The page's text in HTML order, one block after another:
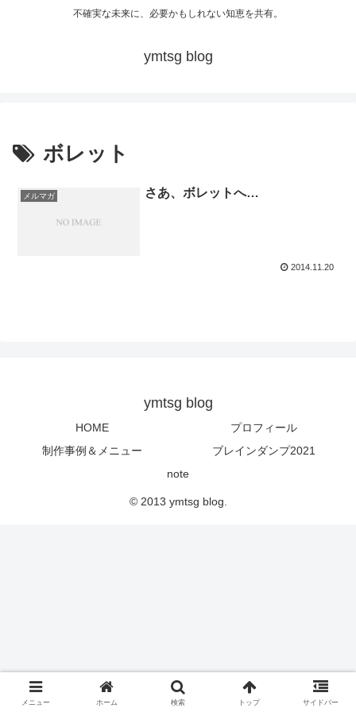
不確実な未来に、必要かもしれない知恵を共有。
ymtsg blog
ボレット
メルマガ さあ、ボレットへ…
2014.11.20
ymtsg blog
HOME
プロフィール
制作事例＆メニュー
ブレインダンプ2021
note
© 2013 ymtsg blog.
メニュー ホーム 検索 トップ サイドバー